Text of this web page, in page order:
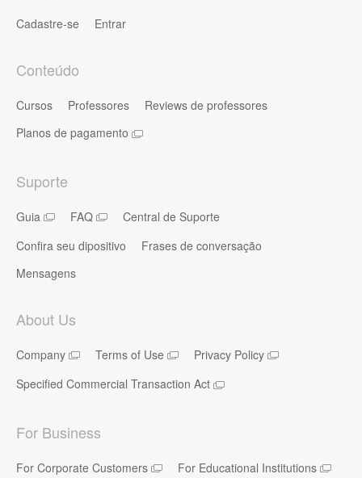
Cadastre-se Entrar
Conteúdo
Cursos Professores
Reviews de professores
Planos de pagamento
Suporte
Guia FAQ
Central de Suporte
Confira seu dipositivo
Frases de conversação
Mensagens
About Us
Company Terms of Use
Privacy Policy
Specified Commercial Transaction Act
For Business
For Corporate Customers For Educational Institutions